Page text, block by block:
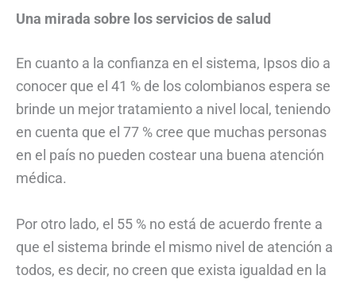
Una mirada sobre los servicios de salud
En cuanto a la confianza en el sistema, Ipsos dio a
conocer que el 41 % de los colombianos espera se
brinde un mejor tratamiento a nivel local, teniendo
en cuenta que el 77 % cree que muchas personas
en el país no pueden costear una buena atención
médica.
Por otro lado, el 55 % no está de acuerdo frente a
que el sistema brinde el mismo nivel de atención a
todos, es decir, no creen que exista igualdad en la